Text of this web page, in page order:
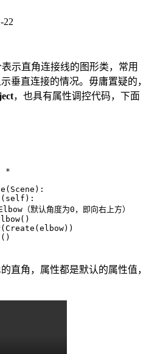
22
示直角连接线的图形类，常用
垂直连接的情况。毋庸置疑的，
，也具有属性调控代码，下面
*
（默认角度为0，即向右上方）
直角，属性都是默认的属性值，